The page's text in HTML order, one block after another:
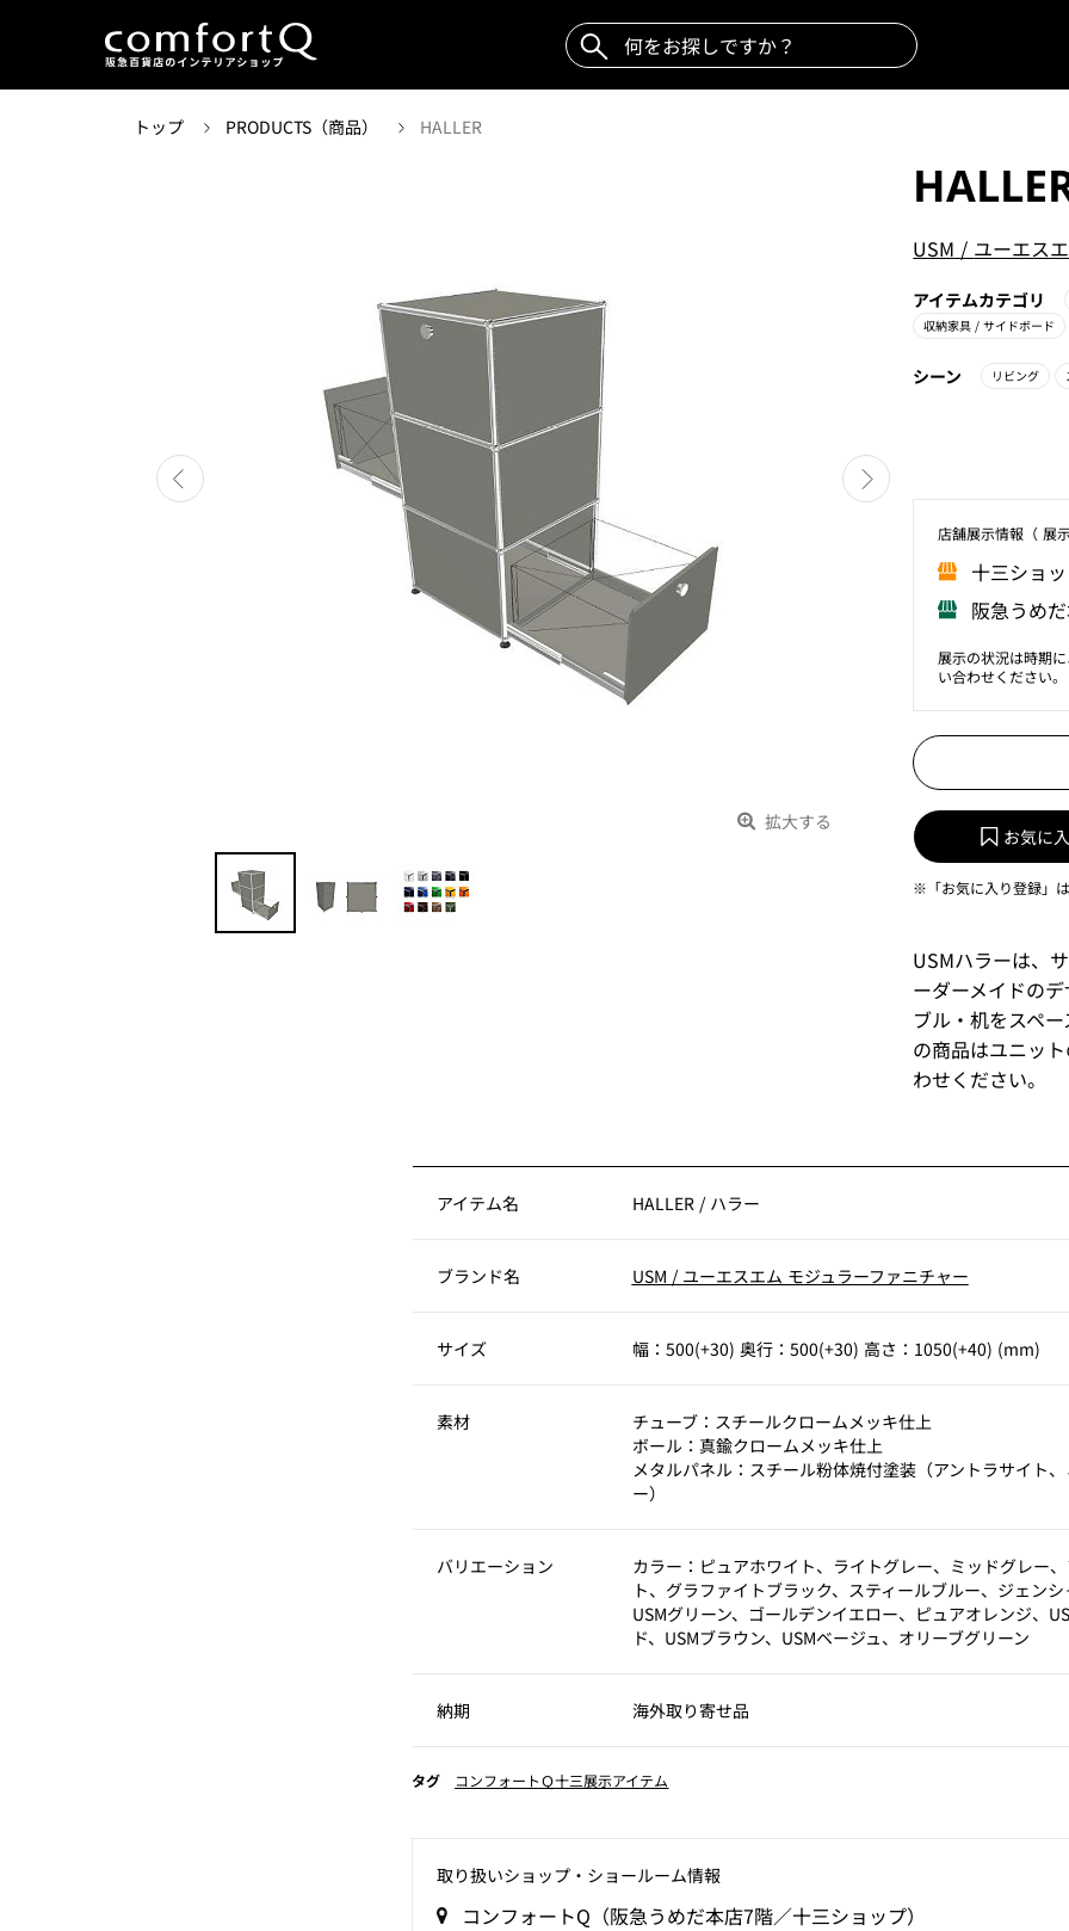
トップ PRODUCTS（商品） HALLER
拡大する
USM / ユーエス
アイテムカテゴリ
収納家具/ サイドボード
シーン リビング
店舗展⽰情報（ 展
⼗三ショ
阪急うめ
展示の状況は時期
い合わせください。
お気に
※「お気に入り登録」
USMハラーは、
ーダーメイドの
ブル・机をスペ
の商品はユニッ
わせください。
アイテム名 HALLER / ハラー
ブランド名 USM / ユーエスエム モジュラーファニチャー
サイズ 幅：500(+30) 奥行：500(+30) 高さ：1050(+40) (mm)
素材
チューブ：スチールクロームメッキ仕上
ボール：真鍮クロームメッキ仕上
メタルパネル：スチール粉体焼付塗装（アントラサイト
ー）
バリエーション
カラー：ピュアホワイト、ライトグレー、ミッドグレー
ト、グラファイトブラック、スティールブルー、ジェンシ
USMグリーン、ゴールデンイエロー、ピュアオレンジ、
ド、USMブラウン、USMベージュ、オリーブグリーン
納期 海外取り寄せ品
タグ コンフォートＱ十三展示アイテム
取り扱いショップ‧ショールーム情報
コンフォートQ（阪急うめだ本店7階／十三ショップ）